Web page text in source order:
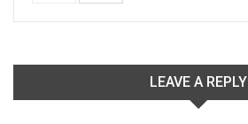
LEAVE A REPLY